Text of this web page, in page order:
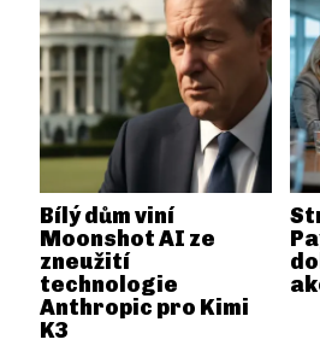
Bílý dům viní
Moonshot AI ze
zneužití
technologie
Anthropic pro Kimi
K3